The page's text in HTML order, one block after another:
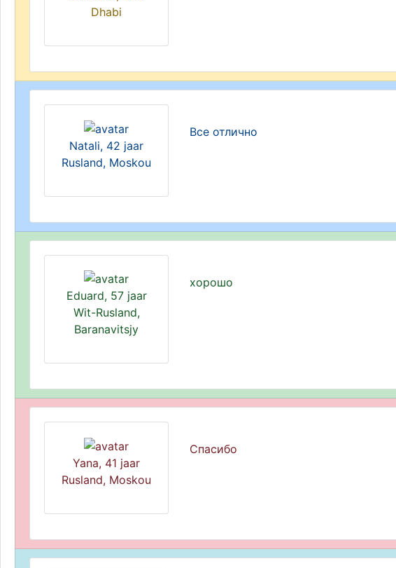
Dhabi
Natali, 42 jaar
Rusland, Moskou
Все отлично
Eduard, 57 jaar
Wit-Rusland,
Baranavitsjy
хорошо
Yana, 41 jaar
Rusland, Moskou
Спасибо